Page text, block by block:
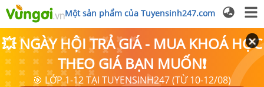
Một sản phẩm của Tuyensinh247.com
💥 NGÀY HỘI TRẢ GIÁ - MUA KHOÁ HỌC
THEO GIÁ BẠN MUỐN❗
🎯 LỚP 1-12 TẠI TUYENSINH247 (TỪ 10-12/08)